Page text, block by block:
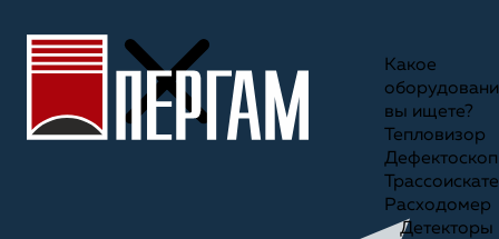
Какое
вы ищете?
Тепловизор
Дефектоскоп
Расходомер
Детекторы